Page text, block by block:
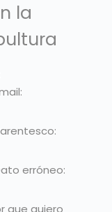
la
erróneo:
que quiero